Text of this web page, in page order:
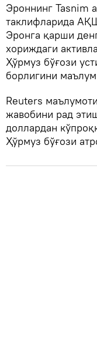
Эроннинг Tasnim
таклифларида
Эронга қарши
хориждаги
Ҳўрмуз бўғози
борлигини
Reuters
жавобини рад
доллардан
Ҳўрмуз бўғози